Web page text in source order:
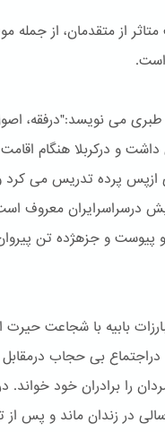
از متقدمان، از جمله
می نویسد:"درفقه،
و دركربلا هنگام اقامت
ازپس پرده تدریس می كرد
درسراسرایران معروف
پیوست و جزهژده تن
بابیه با شجاعت حیرت
دراجتماع بی حجاب
را برادران خود خواند.
در زندان ماند و پس از